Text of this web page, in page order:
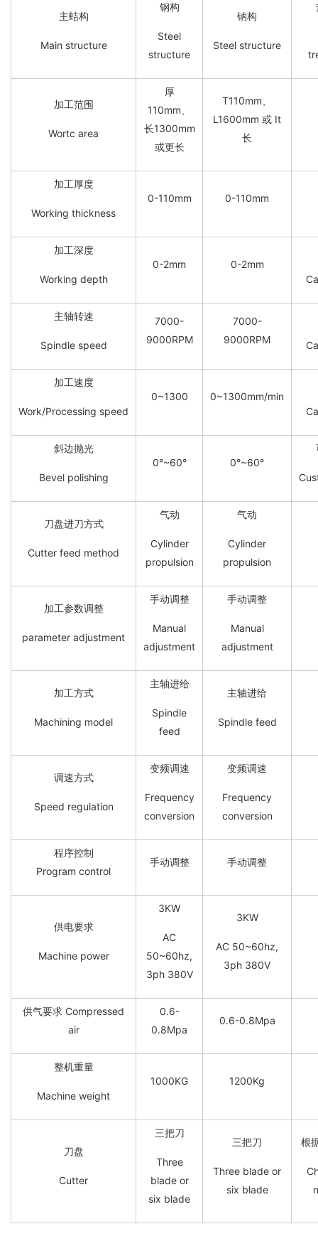
主蛣构
Main structure
钢构
Steel
structure
钠构
Steel structure
加工范围
Wortc area
厚
110mm、
长1300mm
或更长
T110mm、
L1600mm 或 It
长
加工厚度
Working thickness
0-110mm 0-110mm
加工深度
Working depth
0-2mm
0-2mm
主轴转速
Spindle speed
7000-
9000RPM
7000-
9000RPM
加工速度
Work/Processing speed
0~1300
0~1300mm/min
斜边抛光
Bevel polishing
0°~60° 0°~60°
刀盘进刀方式
Cutter feed method
气动
Cylinder
propulsion
气动
Cylinder
propulsion
加工参数调整
parameter adjustment
手动调整
Manual
adjustment
手动调整
Manual
adjustment
加工方式
Machining model
主轴进给
Spindle
feed
主轴进给
Spindle feed
调速方式
Speed regulation
变频调速
Frequency
conversion
变频调速
Frequency
conversion
程序控制
Program control
手动调整 手动调整
供电要求
Machine power
3KW
AC
50~60hz,
3ph 380V
3KW
AC 50~60hz,
3ph 380V
供气要求 Compressed
air
0.6-
0.8Mpa
0.6-0.8Mpa
整机重量
Machine weight
1000KG 1200Kg
刀盘
Cutter
三把刀
Three
blade or
six blade
三把刀
Three blade or
six blade
根